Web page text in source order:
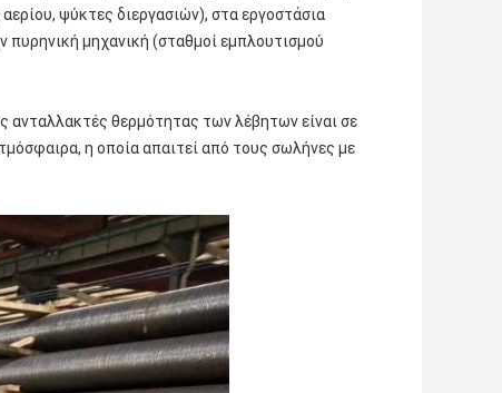
ψύκτες διεργασιών), στα εργοστάσια
πυρηνική μηχανική (σταθμοί εμπλουτισμού
ανταλλακτές θερμότητας των λέβητων είναι σε
η οποία απαιτεί από τους σωλήνες με